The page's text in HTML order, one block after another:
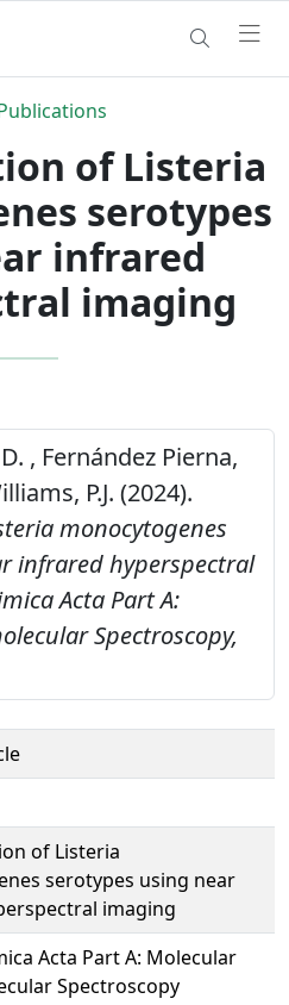
of Listeria
serotypes
infrared
imaging
, Fernández Pierna,
P.J. (2024).
monocytogenes
infrared hyperspectral
Acta Part A:
Spectroscopy,
of Listeria
serotypes using near
imaging
Acta Part A: Molecular
Spectroscopy